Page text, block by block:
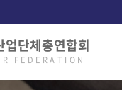
단체총연합회
FEDERATION